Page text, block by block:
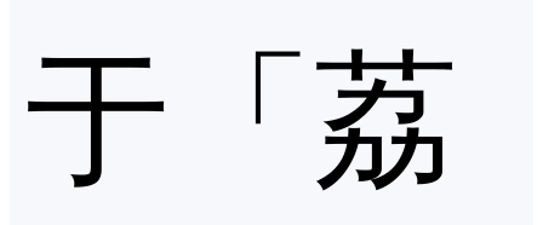
于「荔